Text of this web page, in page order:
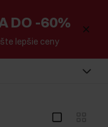
DO -60%
lepšie ceny